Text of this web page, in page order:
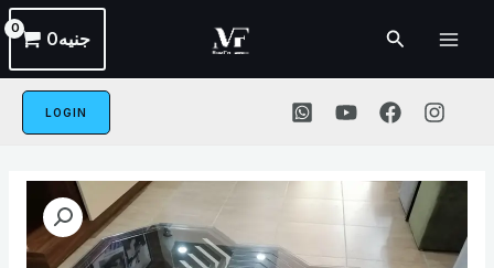
المحتوى
البحث جنيه0
LOGIN
كمية
sofa-
084